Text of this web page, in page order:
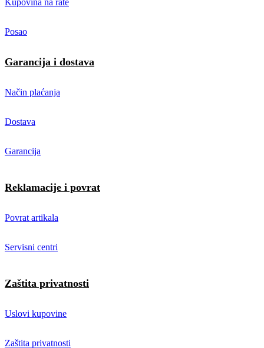
Kupovina na rate
Posao
Garancija i dostava
Način plaćanja
Dostava
Garancija
Reklamacije i povrat
Povrat artikala
Servisni centri
Zaštita privatnosti
Uslovi kupovine
Zaštita privatnosti